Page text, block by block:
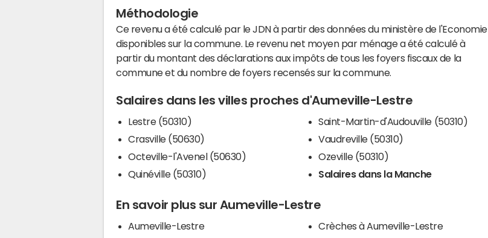
Méthodologie
Ce revenu a été calculé par le JDN à partir des données du ministère de l'Economie
disponibles sur la commune. Le revenu net moyen par ménage a été calculé à
partir du montant des déclarations aux impôts de tous les foyers fiscaux de la
commune et du nombre de foyers recensés sur la commune.
Salaires dans les villes proches d'Aumeville-Lestre
Lestre (50310)
Crasville (50630)
Octeville-l'Avenel (50630)
Quinéville (50310)
Saint-Martin-d'Audouville (50310)
Vaudreville (50310)
Ozeville (50310)
Salaires dans la Manche
En savoir plus sur Aumeville-Lestre
Aumeville-Lestre
Crèches à Aumeville-Lestre